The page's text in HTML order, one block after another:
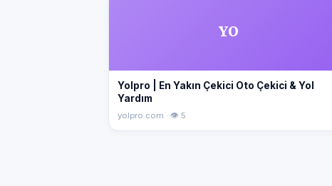
YO
Yolpro | En Yakın Çekici Oto Çekici & Yol
Yardım
yolpro.com · 👁 5